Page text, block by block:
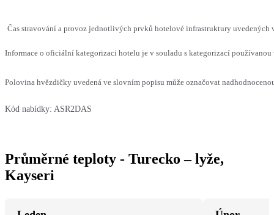
Čas stravování a provoz jednotlivých prvků hotelové infrastruktury uvedených
Informace o oficiální kategorizaci hotelu je v souladu s kategorizací
Polovina hvězdičky uvedená ve slovním popisu může označovat
Kód nabídky: ASR2DAS
Průměrné teploty - Turecko – lyže,
Kayseri